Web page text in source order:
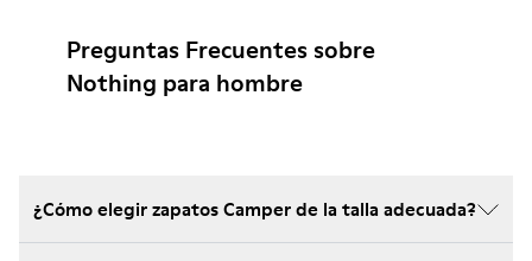
Preguntas Frecuentes sobre
Nothing para hombre
¿Cómo elegir zapatos Camper de la talla adecuada?